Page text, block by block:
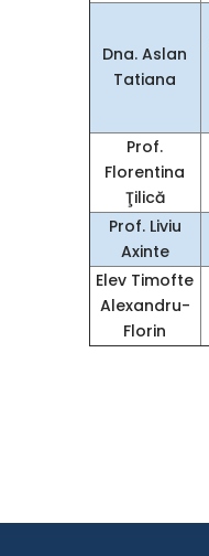
Dna. Aslan
Tatiana
Prof.
Florentina
Ţilică
Prof. Liviu
Axinte
Elev Timofte
Alexandru-
Florin